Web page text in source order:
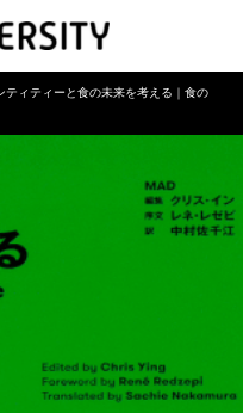
ティティーと食の未来を考える｜食の